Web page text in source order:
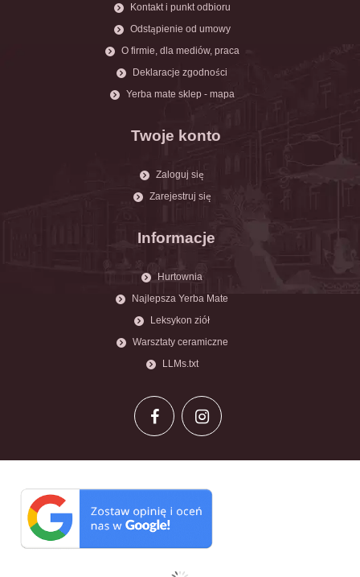
Kontakt i punkt odbioru
Odstąpienie od umowy
O firmie, dla mediów, praca
Deklaracje zgodności
Yerba mate sklep - mapa
Twoje konto
Zaloguj się
Zarejestruj się
Informacje
Hurtownia
Najlepsza Yerba Mate
Leksykon ziół
Warsztaty ceramiczne
LLMs.txt